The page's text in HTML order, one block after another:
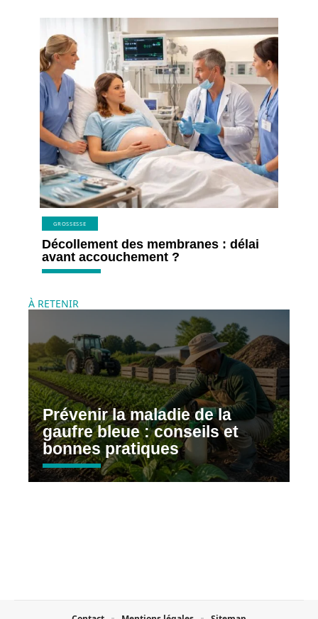
GROSSESSE
Décollement des membranes : délai
avant accouchement ?
À RETENIR
Prévenir la maladie de la
gaufre bleue : conseils et
bonnes pratiques